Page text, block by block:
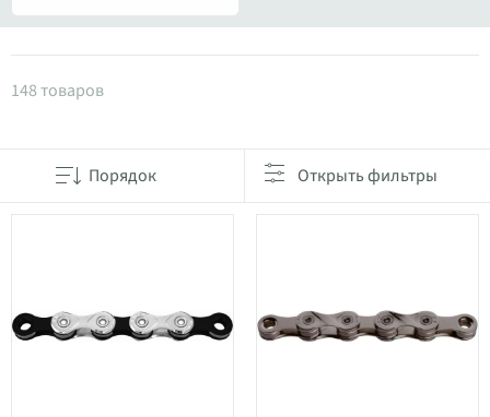
Товары в категории Цепи
148 товаров
Порядок Открыть фильтры